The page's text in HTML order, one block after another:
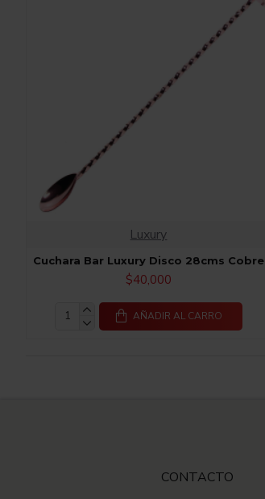
Luxury
Cuchara Bar Luxury Disco 28cms Cobre
$40,000
AÑADIR AL CARRO
CONTACTO